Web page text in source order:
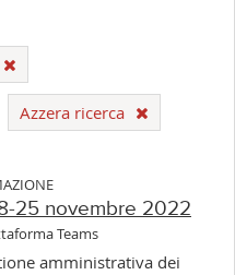
Azzera ricerca
25 novembre 2022
Teams
amministrativa dei